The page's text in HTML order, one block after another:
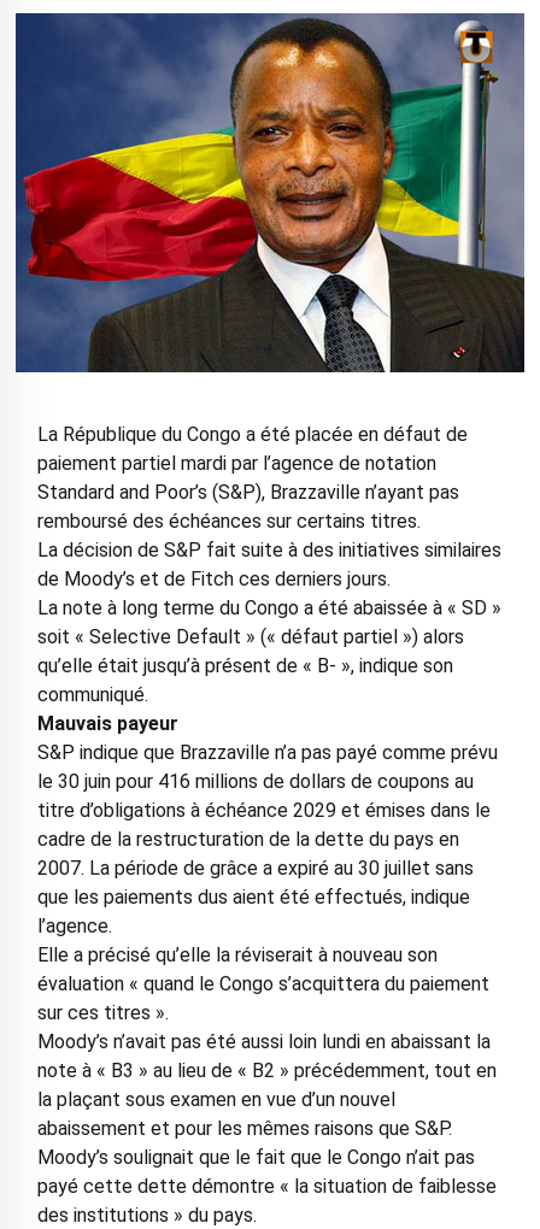
La République du Congo a été placée en défaut de
paiement partiel mardi par l’agence de notation
Standard and Poor’s (S&P), Brazzaville n’ayant pas
remboursé des échéances sur certains titres.
La décision de S&P fait suite à des initiatives similaires
de Moody’s et de Fitch ces derniers jours.
La note à long terme du Congo a été abaissée à « SD »
soit « Selective Default » (« défaut partiel ») alors
qu’elle était jusqu’à présent de « B- », indique son
communiqué.
Mauvais payeur
S&P indique que Brazzaville n’a pas payé comme prévu
le 30 juin pour 416 millions de dollars de coupons au
titre d’obligations à échéance 2029 et émises dans le
cadre de la restructuration de la dette du pays en
2007. La période de grâce a expiré au 30 juillet sans
que les paiements dus aient été effectués, indique
l’agence.
Elle a précisé qu’elle la réviserait à nouveau son
évaluation « quand le Congo s’acquittera du paiement
sur ces titres ».
Moody’s n’avait pas été aussi loin lundi en abaissant la
note à « B3 » au lieu de « B2 » précédemment, tout en
la plaçant sous examen en vue d’un nouvel
abaissement et pour les mêmes raisons que S&P.
Moody’s soulignait que le fait que le Congo n’ait pas
payé cette dette démontre « la situation de faiblesse
des institutions » du pays.